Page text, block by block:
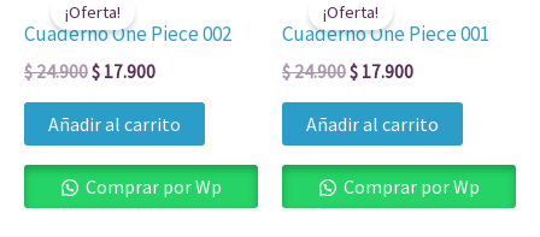
¡Oferta!
Cuaderno One Piece 002
$24.900
original
era:
$ 24.900.
$ 17.900
actual
es:
$ 17.900.
Añadir al carrito
Comprar por Wp
¡Oferta!
Cuaderno One Piece 001
$24.900
original
era:
$ 24.900.
$ 17.900
actual
es:
$ 17.900.
Añadir al carrito
Comprar por Wp